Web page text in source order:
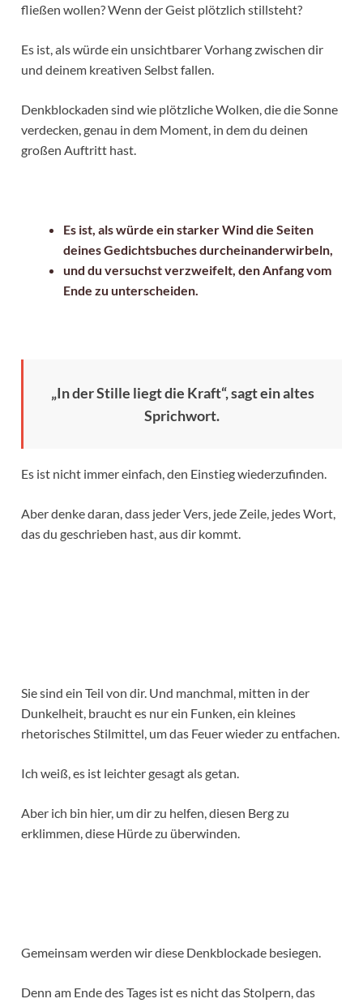
fließen wollen? Wenn der Geist plötzlich stillsteht?
Es ist, als würde ein unsichtbarer Vorhang zwischen dir
und deinem kreativen Selbst fallen.
Denkblockaden sind wie plötzliche Wolken, die die Sonne
verdecken, genau in dem Moment, in dem du deinen
großen Auftritt hast.
Es ist, als würde ein starker Wind die Seiten
deines Gedichtsbuches durcheinanderwirbeln,
und du versuchst verzweifelt, den Anfang vom
Ende zu unterscheiden.
„In der Stille liegt die Kraft“, sagt ein altes
Sprichwort.
Es ist nicht immer einfach, den Einstieg wiederzufinden.
Aber denke daran, dass jeder Vers, jede Zeile, jedes Wort,
das du geschrieben hast, aus dir kommt.
Sie sind ein Teil von dir. Und manchmal, mitten in der
Dunkelheit, braucht es nur ein Funken, ein kleines
rhetorisches Stilmittel, um das Feuer wieder zu entfachen.
Ich weiß, es ist leichter gesagt als getan.
Aber ich bin hier, um dir zu helfen, diesen Berg zu
erklimmen, diese Hürde zu überwinden.
Gemeinsam werden wir diese Denkblockade besiegen.
Denn am Ende des Tages ist es nicht das Stolpern, das